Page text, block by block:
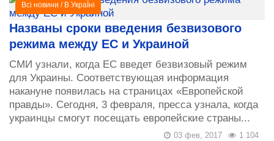
Всі новини / В УкраЇні
Названы сроки введения безвизового
режима между ЕС и Украиной
СМИ узнали, когда ЕС введет безвизовый режим
для Украины. Соответствующая информация
накануне появилась на страницах «Европейской
правды». Сегодня, 3 февраля, пресса узнала, когда
украинцы смогут посещать европейские страны...
1 104
03 фев, 2017